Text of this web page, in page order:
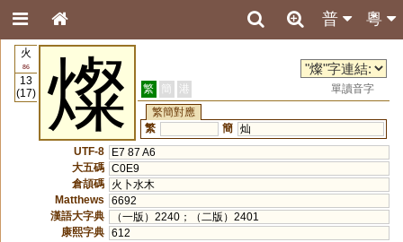
粵
普
火
86
13
(17)
燦 繁 簡 港
單讀音字
繁簡對應
繁
簡 灿
UTF-8
E7 87 A6
大五碼 C0E9
倉頡碼
火卜水木
Matthews
6692
漢語大字典
（一版）2240；（二版）2401
康熙字典 612